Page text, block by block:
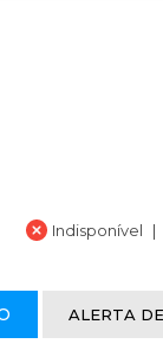
Indisponível
ALERTA